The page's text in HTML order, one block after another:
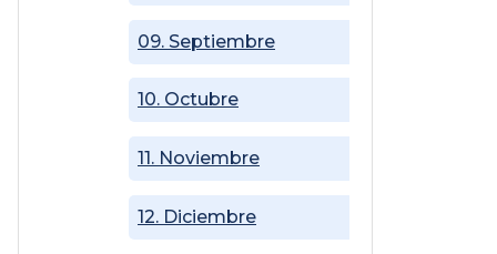
09. Septiembre
10. Octubre
11. Noviembre
12. Diciembre